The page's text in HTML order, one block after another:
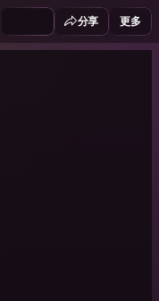
分享 更多